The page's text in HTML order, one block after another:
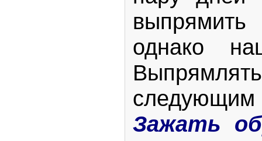
однако
следующим
Зажать